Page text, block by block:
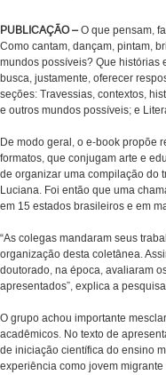
PUBLICAÇÃO –O que pensam,
Como cantam, dançam, pintam,
mundos possíveis? Que histórias
busca, justamente, oferecer
seções: Travessias, contextos,
e outros mundos possíveis; e
De modo geral, o e-book propõe
formatos, que conjugam arte e
de organizar uma compilação do
Luciana. Foi então que uma
em 15 estados brasileiros e em
“As colegas mandaram seus
organização desta coletânea.
doutorado, na época, avaliaram
apresentados”, explica a
O grupo achou importante
acadêmicos. No texto de
de iniciação científica do ensino
experiência como jovem